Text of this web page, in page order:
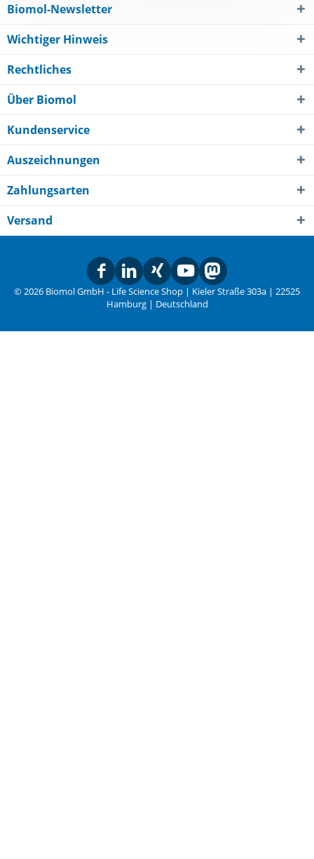
Biomol-Newsletter
Wichtiger Hinweis
Rechtliches
Über Biomol
Kundenservice
Auszeichnungen
Zahlungsarten
Versand
© 2026 Biomol GmbH - Life Science Shop | Kieler Straße 303a | 22525
Hamburg | Deutschland